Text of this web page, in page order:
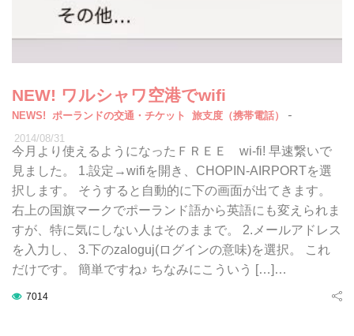
NEW! ワルシャワ空港でwifi
NEWS! ポーランドの交通・チケット 旅支度（携帯電話） -
2014/08/31
今月より使えるようになったＦＲＥＥ wi-fi! 早速繋いで
見ました。 1.設定→wifiを開き、CHOPIN-AIRPORTを選
択します。 そうすると自動的に下の画面が出てきます。
右上の国旗マークでポーランド語から英語にも変えられま
すが、特に気にしない人はそのままで。 2.メールアドレス
を入力し、 3.下のzaloguj(ログインの意味)を選択。 これ
だけです。 簡単ですね♪ ちなみにこういう […]…
7014